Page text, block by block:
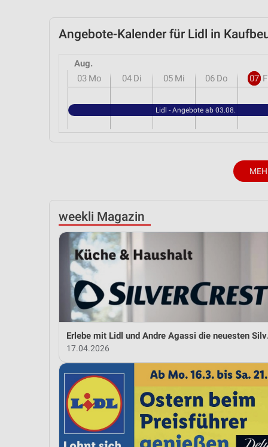
Angebote-Kalender für Lidl in
Aug.
03 Mo 04 Di 05 Mi 06 Do 07
Lidl - Angebote ab 03.08.
weekli Magazin
Erlebe
17.04.2026
Verwendung genauer Standortdaten
Geräte anhand von aktiv angeforderten Informationen
Nicht-IAB-Verarbeitungszwecke:
Performance